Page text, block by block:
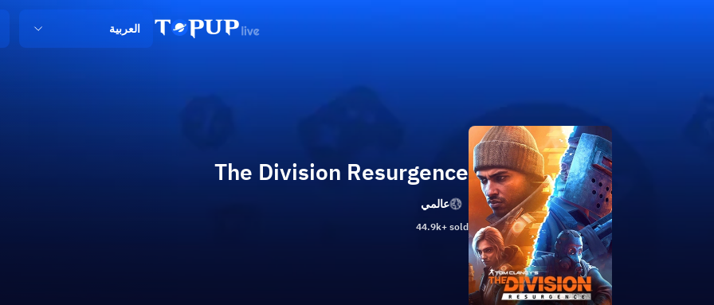
العربية
The Division Resurgence
عالمي
44.9k+ sold